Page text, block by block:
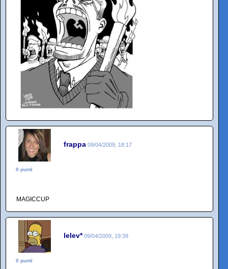
frappa 09/04/2009, 18:17
0 punti
MAGICCUP
lelev* 09/04/2009, 19:39
0 punti